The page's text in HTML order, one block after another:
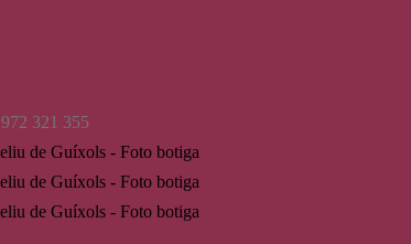
972 321 355